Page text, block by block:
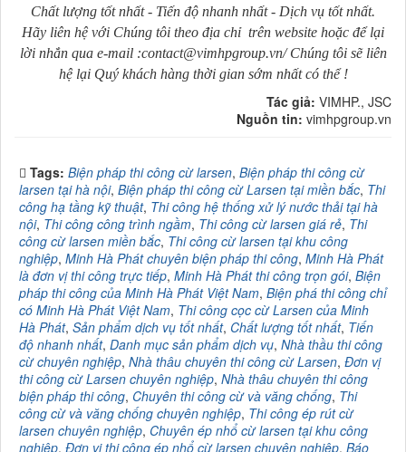
Chất lượng tốt nhất - Tiến độ nhanh nhất - Dịch vụ tốt nhất.
Hãy liên hệ với Chúng tôi theo địa chỉ trên website hoặc để lại
lời nhắn qua e-mail :contact@vimhpgroup.vn/ Chúng tôi sẽ liên
hệ lại Quý khách hàng thời gian sớm nhất có thể !
Tác giả: VIMHP., JSC
Nguồn tin: vimhpgroup.vn
Tags: Biện pháp thi công cừ larsen, Biện pháp thi công cừ
larsen tại hà nội, Biện pháp thi công cừ Larsen tại miền bắc, Thi
công hạ tầng kỹ thuật, Thi công hệ thống xử lý nước thải tại hà
nội, Thi công công trình ngầm, Thi công cừ larsen giá rẻ, Thi
công cừ larsen miền bắc, Thi công cừ larsen tại khu công
nghiệp, Minh Hà Phát chuyên biện pháp thi công, Minh Hà Phát
là đơn vị thi công trực tiếp, Minh Hà Phát thi công trọn gói, Biện
pháp thi công của Minh Hà Phát Việt Nam, Biện phá thi công chỉ
có Minh Hà Phát Việt Nam, Thi công cọc cừ Larsen của Minh
Hà Phát, Sản phẩm dịch vụ tốt nhất, Chất lượng tốt nhất, Tiến
độ nhanh nhất, Danh mục sản phẩm dịch vụ, Nhà thầu thi công
cừ chuyên nghiệp, Nhà thâu chuyên thi công cừ Larsen, Đơn vị
thi công cừ Larsen chuyên nghiệp, Nhà thâu chuyên thi công
biện pháp thi công, Chuyên thi công cừ và văng chống, Thi
công cừ và văng chống chuyên nghiệp, Thi công ép rút cừ
larsen chuyên nghiệp, Chuyên ép nhổ cừ larsen tại khu công
nghiệp, Đơn vị thi công ép nhổ cừ larsen chuyên nghiệp, Báo